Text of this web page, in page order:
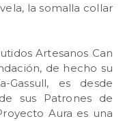
la somalla collar
Artesanos Can
de hecho su
Gassull, es desde
sus Patrones de
Aura es una